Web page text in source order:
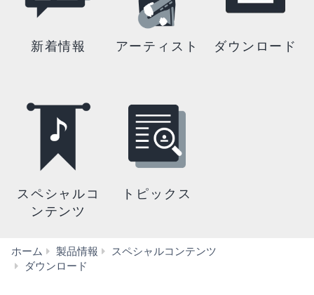
新着情報 アーティスト ダウンロード
スペシャルコ
ンテンツ
トピックス
ホーム 製品情報
スペシャルコンテンツ
ダウンロード